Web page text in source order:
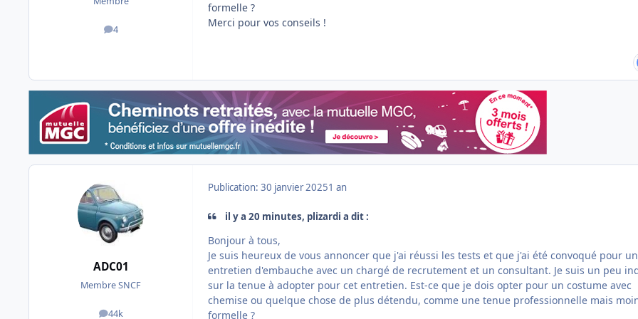
4
messages
formelle ?
Merci pour vos conseils !
ADC01
Membre SNCF
44k
Publication: 30 janvier 20251 an
il y a 20 minutes, plizardi a dit :
Bonjour à tous,
Je suis heureux de vous annoncer que j'ai réussi les tests et que j'ai été convoqué pour un
entretien d'embauche avec un chargé de recrutement et un consultant. Je suis un peu
sur la tenue à adopter pour cet entretien. Est-ce que je dois opter pour un costume avec
chemise ou quelque chose de plus détendu, comme une tenue professionnelle mais
formelle ?